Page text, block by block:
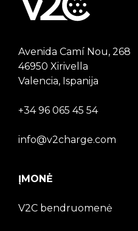
Avenida Camí Nou, 268
46950 Xirivella
Valencia, Ispanija
+34 96 065 45 54
info@v2charge.com
ĮMONĖ
V2C bendruomenė